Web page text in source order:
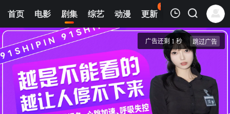
首页 电影 剧集 综艺 动漫 更新
61
热榜 APP
我的观影记录
1
禁忌挚友第2季
清空